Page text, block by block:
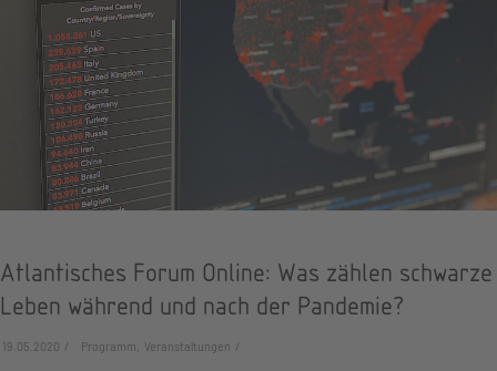
Atlantisches Forum Online: Was zählen schwarze
Leben während und nach der Pandemie?
19.05.2020 Programm, Veranstaltungen